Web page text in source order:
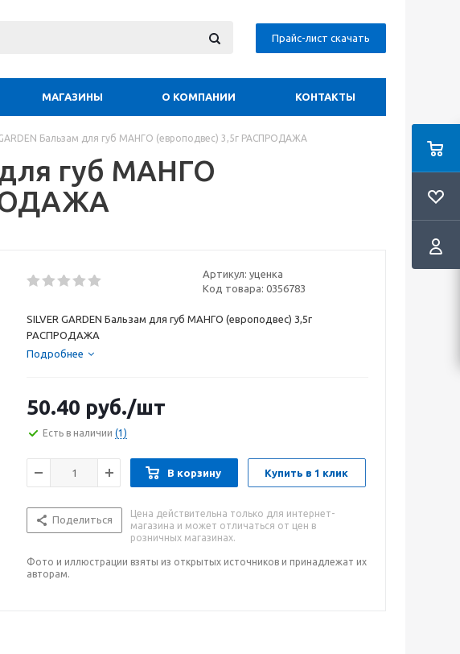
Прайс-лист скачать
МАГАЗИНЫ О КОМПАНИИ КОНТАКТЫ
GARDEN Бальзам для губ МАНГО (европодвес) 3,5г РАСПРОДАЖА
для губ МАНГО
Артикул: уценка
Код товара: 0356783
SILVER GARDEN Бальзам для губ МАНГО (европодвес) 3,5г
РАСПРОДАЖА
Подробнее
50.40 руб./шт
Есть в наличии (1)
В корзину Купить в 1 клик
Поделиться
Цена действительна только для интернет-
магазина и может отличаться от цен в
розничных магазинах.
Фото и иллюстрации взяты из открытых источников и принадлежат их
авторам.